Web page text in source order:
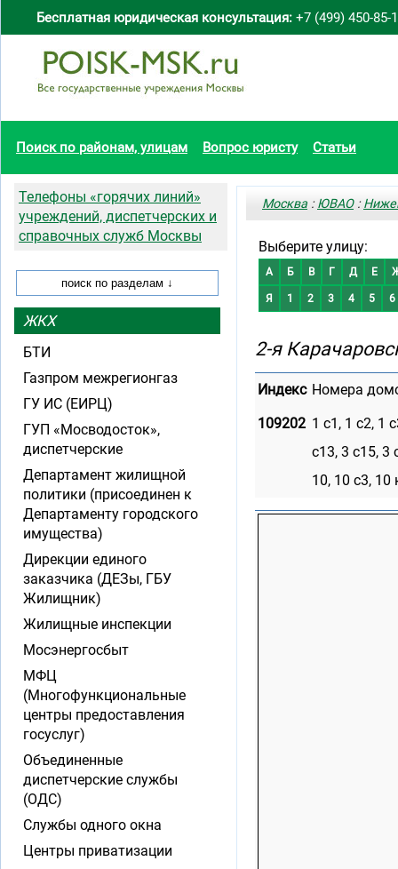
Бесплатная юридическая консультация: +7 (499) 450-85-
Поиск по районам, улицам Вопрос юристу Статьи
Москва :ЮВАО:
Выберите улицу:
А Б В Г Д Е
Я 1 2 3 4 5 6
2-я
Индекс Номера
109202 1 с1, 1 с2, 1
с13, 3 с15, 3
10, 10 с3, 10
Телефоны «горячих линий»
учреждений, диспетчерских и
справочных служб Москвы
ЖКХ
БТИ
Газпром межрегионгаз
ГУ ИС (ЕИРЦ)
ГУП «Мосводосток»,
диспетчерские
Департамент жилищной
политики (присоединен к
Департаменту городского
имущества)
Дирекции единого
заказчика (ДЕЗы, ГБУ
Жилищник)
Жилищные инспекции
Мосэнергосбыт
МФЦ
(Многофункциональные
центры предоставления
госуслуг)
Объединенные
диспетчерские службы
(ОДС)
Службы одного окна
Центры приватизации